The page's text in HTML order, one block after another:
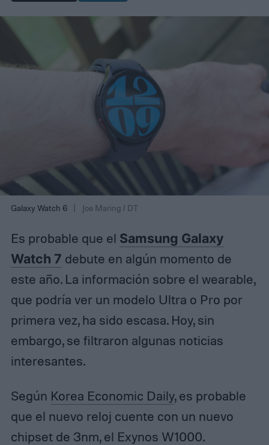
Galaxy Watch 6 Joe Maring / DT
Es probable que el Samsung Galaxy
Watch 7 debute en algún momento de
este año. La información sobre el wearable,
que podría ver un modelo Ultra o Pro por
primera vez, ha sido escasa. Hoy, sin
embargo, se filtraron algunas noticias
interesantes.
Según Korea Economic Daily, es probable
que el nuevo reloj cuente con un nuevo
chipset de 3nm, el Exynos W1000.